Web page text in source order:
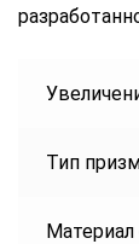
Тип
Материал